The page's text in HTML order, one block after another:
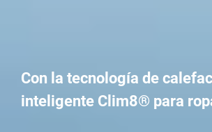
Con la tecnología de
inteligente Clim8® para